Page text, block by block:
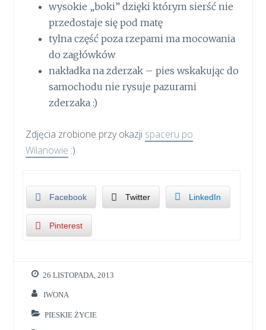
wysokie „boki” dzięki którym sierść nie
przedostaje się pod matę
tylna część poza rzepami ma mocowania
do zagłówków
nakładka na zderzak – pies wskakując do
samochodu nie rysuje pazurami
zderzaka :)
Zdjęcia zrobione przy okazji spaceru po
Wilanowie :)
Facebook Twitter LinkedIn
Pinterest
26 LISTOPADA, 2013
IWONA
PIESKIE ŻYCIE